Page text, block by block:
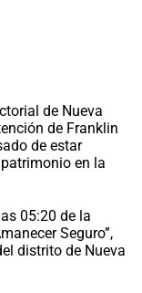
de Nueva
de Franklin
de estar
en la
05:20 de la
Seguro”,
distrito de Nueva